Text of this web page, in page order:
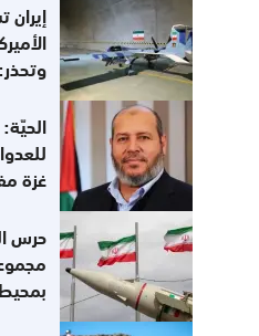
حداد
غزة
حرس